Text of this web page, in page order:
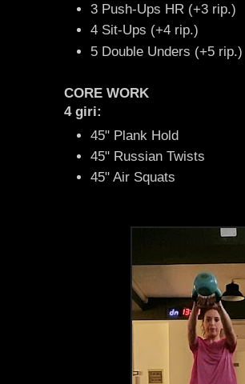
3 Push-Ups HR (+3 rip.)
4 Sit-Ups (+4 rip.)
5 Double Unders (+5 rip.)
CORE WORK
4 giri:
45" Plank Hold
45" Russian Twists
45" Air Squats